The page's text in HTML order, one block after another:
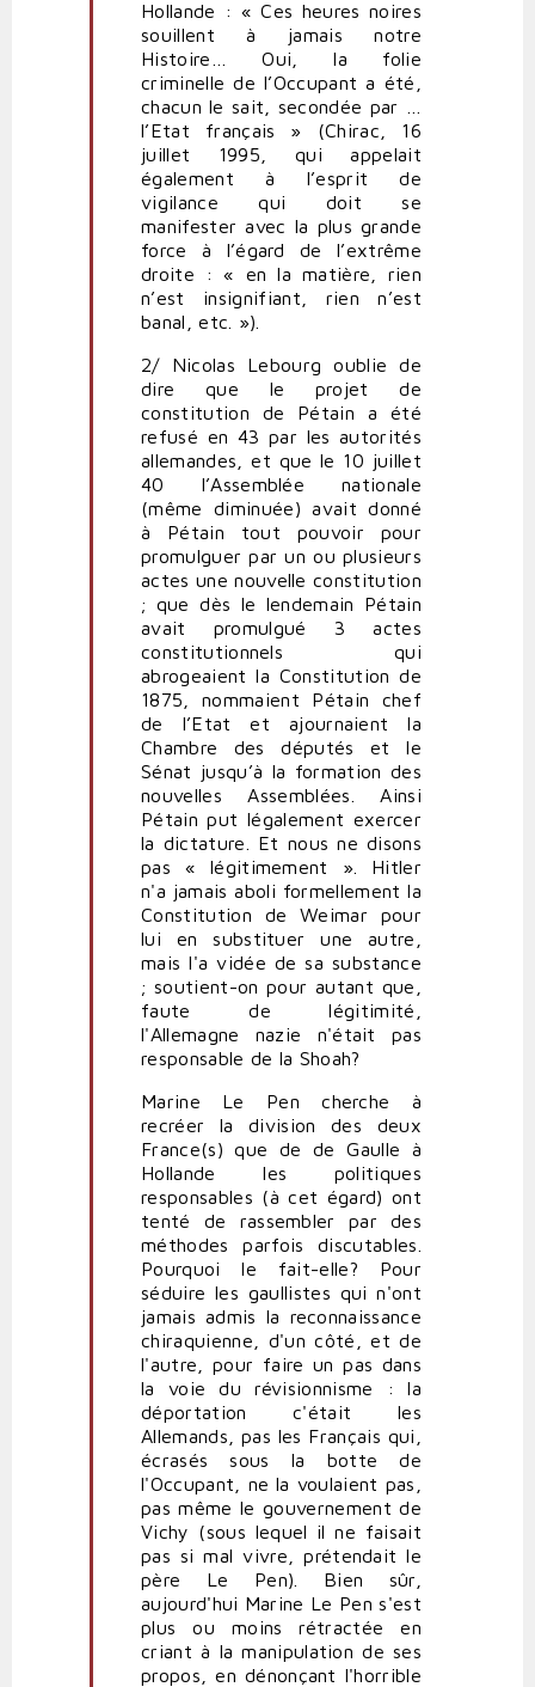
Hollande : « Ces heures noires
souillent à jamais notre
Histoire… Oui, la folie
criminelle de l’Occupant a été,
chacun le sait, secondée par …
l’Etat français » (Chirac, 16
juillet 1995, qui appelait
également à l’esprit de
vigilance qui doit se
manifester avec la plus grande
force à l’égard de l’extrême
droite : « en la matière, rien
n’est insignifiant, rien n’est
banal, etc. »).
2/ Nicolas Lebourg oublie de
dire que le projet de
constitution de Pétain a été
refusé en 43 par les autorités
allemandes, et que le 10 juillet
40 l’Assemblée nationale
(même diminuée) avait donné
à Pétain tout pouvoir pour
promulguer par un ou plusieurs
actes une nouvelle constitution
; que dès le lendemain Pétain
avait promulgué 3 actes
constitutionnels qui
abrogeaient la Constitution de
1875, nommaient Pétain chef
de l’Etat et ajournaient la
Chambre des députés et le
Sénat jusqu’à la formation des
nouvelles Assemblées. Ainsi
Pétain put légalement exercer
la dictature. Et nous ne disons
pas « légitimement ». Hitler
n'a jamais aboli formellement la
Constitution de Weimar pour
lui en substituer une autre,
mais l'a vidée de sa substance
; soutient-on pour autant que,
faute de légitimité,
l'Allemagne nazie n'était pas
responsable de la Shoah?
Marine Le Pen cherche à
recréer la division des deux
France(s) que de de Gaulle à
Hollande les politiques
responsables (à cet égard) ont
tenté de rassembler par des
méthodes parfois discutables.
Pourquoi le fait-elle? Pour
séduire les gaullistes qui n'ont
jamais admis la reconnaissance
chiraquienne, d'un côté, et de
l'autre, pour faire un pas dans
la voie du révisionnisme : la
déportation c'était les
Allemands, pas les Français qui,
écrasés sous la botte de
l'Occupant, ne la voulaient pas,
pas même le gouvernement de
Vichy (sous lequel il ne faisait
pas si mal vivre, prétendait le
père Le Pen). Bien sûr,
aujourd'hui Marine Le Pen s'est
plus ou moins rétractée en
criant à la manipulation de ses
propos, en dénonçant l'horrible